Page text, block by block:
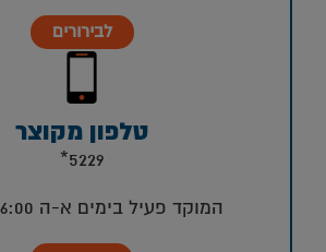
לבירורים
טלפון מקוצר
5229*
המוקד פעיל בימים א-ה 08:00-16:00